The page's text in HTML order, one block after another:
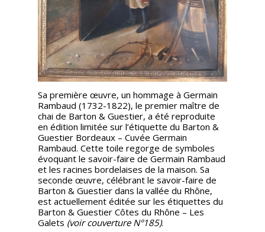
Sa première œuvre, un hommage à Germain
Rambaud (1732-1822), le premier maître de
chai de Barton & Guestier, a été reproduite
en édition limitée sur l’étiquette du Barton &
Guestier Bordeaux – Cuvée Germain
Rambaud. Cette toile regorge de symboles
évoquant le savoir-faire de Germain Rambaud
et les racines bordelaises de la maison. Sa
seconde œuvre, célébrant le savoir-faire de
Barton & Guestier dans la vallée du Rhône,
est actuellement éditée sur les étiquettes du
Barton & Guestier Côtes du Rhône – Les
Galets (voir couverture N°185).